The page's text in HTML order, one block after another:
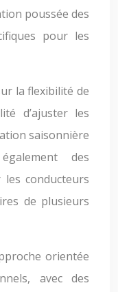
poussée des
pour les
la flexibilité de
d’ajuster les
saisonnière
des
conducteurs
de plusieurs
orientée
avec des